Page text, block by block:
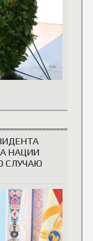
НАЦИИ
СЛУЧАЮ